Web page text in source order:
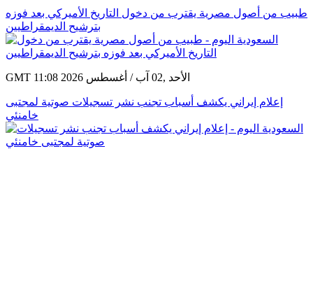
طبيب من أصول مصرية يقترب من دخول التاريخ الأميركي بعد فوزه
بترشيح الديمقراطيين
GMT 11:08 2026 الأحد ,02 آب / أغسطس
إعلام إيراني يكشف أسباب تجنب نشر تسجيلات صوتية لمجتبى
خامنئي